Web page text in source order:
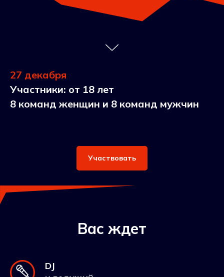
27 декабря
Участники: от 18 лет
8 команд женщин и 8 команд мужчин
Участвовать
Вас ждет
DJ